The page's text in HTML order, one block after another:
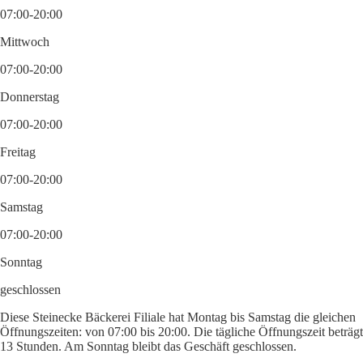
07:00-20:00
Mittwoch
07:00-20:00
Donnerstag
07:00-20:00
Freitag
07:00-20:00
Samstag
07:00-20:00
Sonntag
geschlossen
Diese Steinecke Bäckerei Filiale hat Montag bis Samstag die gleichen
Öffnungszeiten: von 07:00 bis 20:00. Die tägliche Öffnungszeit beträgt
13 Stunden. Am Sonntag bleibt das Geschäft geschlossen.